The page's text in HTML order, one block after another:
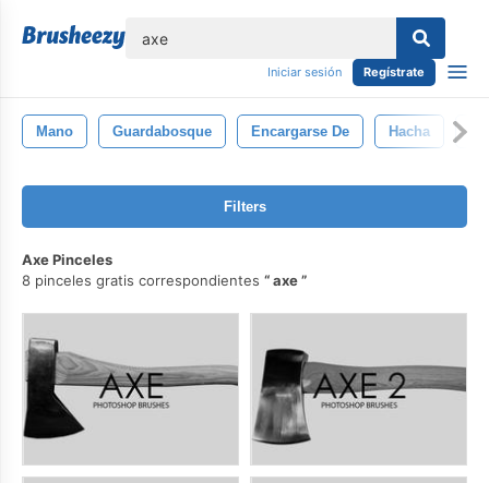
Iniciar sesión Regístrate
Mano Guardabosque Encargarse De Hacha
Filters
Axe Pinceles
8 pinceles gratis correspondientes
axe